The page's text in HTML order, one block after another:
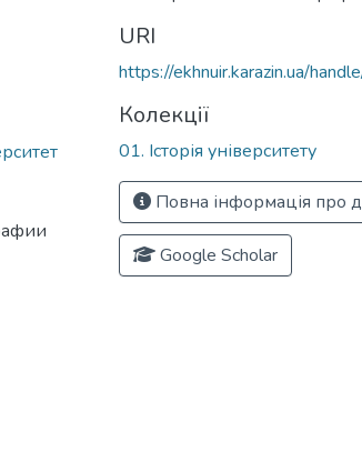
URI
https://ekhnuir.karazin.ua/
Колекції
01. Історія університету
Повна інформація про
Google Scholar